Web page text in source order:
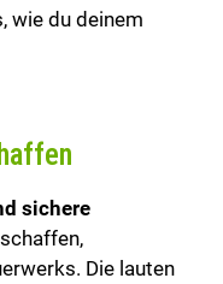
wie du deinem
sichere
Die lauten